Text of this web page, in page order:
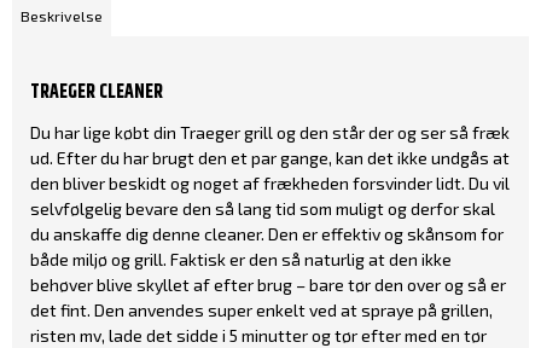
Beskrivelse
TRAEGER CLEANER
Du har lige købt din Traeger grill og den står der og ser så fræk
ud. Efter du har brugt den et par gange, kan det ikke undgås at
den bliver beskidt og noget af frækheden forsvinder lidt. Du vil
selvfølgelig bevare den så lang tid som muligt og derfor skal
du anskaffe dig denne cleaner. Den er effektiv og skånsom for
både miljø og grill. Faktisk er den så naturlig at den ikke
behøver blive skyllet af efter brug – bare tør den over og så er
det fint. Den anvendes super enkelt ved at spraye på grillen,
risten mv, lade det sidde i 5 minutter og tør efter med en tør